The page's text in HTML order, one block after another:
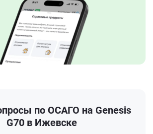
по ОСАГО на Genesis
G70 в Ижевске